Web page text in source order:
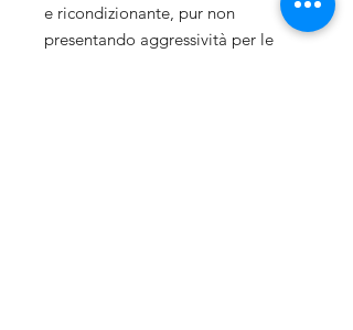
e ricondizionante, pur non
presentando aggressività per le